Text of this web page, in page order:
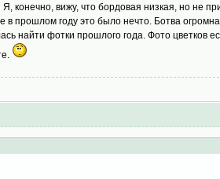
Я, конечно, вижу, что бордовая низкая, но не
прошлом году это было нечто. Ботва
найти фотки прошлого года. Фото цветков